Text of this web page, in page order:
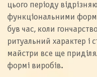
цього періоду
функціональними
був час, коли
ритуальний характер і
майстри все ще
формі виробів.